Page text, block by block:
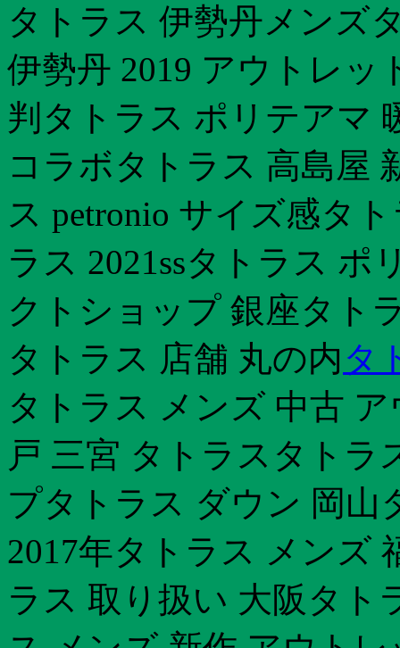
タトラス 伊勢丹メンズ
伊勢丹 2019 アウトレ
判タトラス ポリテアマ
コラボタトラス 高島屋
ス petronio サイズ感タ
ラス 2021ssタトラス
クトショップ 銀座タト
タトラス 店舗 丸の内 タ
タトラス メンズ 中古
戸 三宮 タトラスタトラ
プタトラス ダウン 岡山
2017年タトラス メンズ
ラス 取り扱い 大阪タト